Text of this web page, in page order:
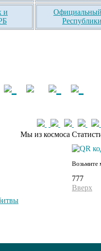
и
Официальный
Мы из космоса
Возьмите
777
Вверх